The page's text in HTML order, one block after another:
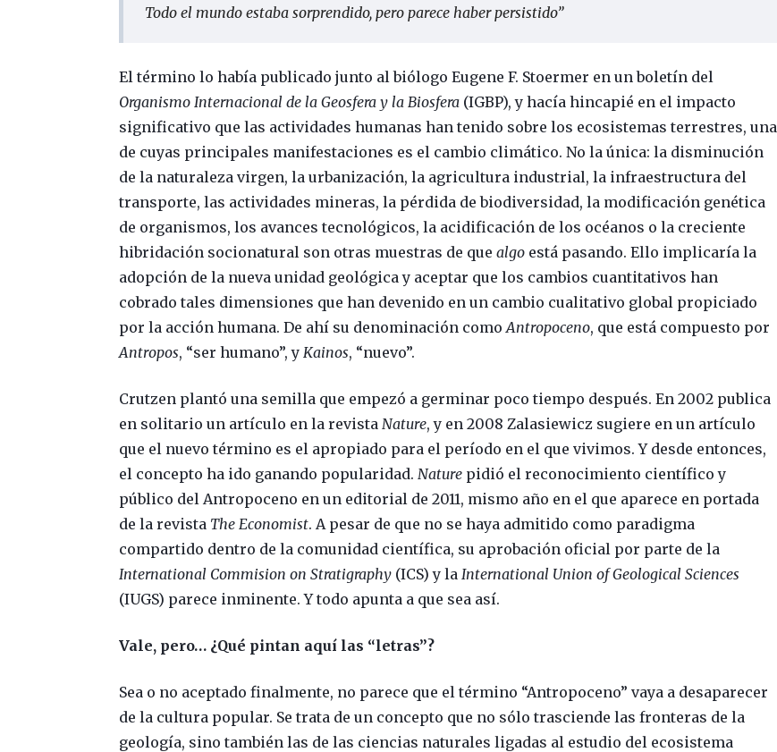
Todo el mundo estaba sorprendido, pero parece haber persistido”
El término lo había publicado junto al biólogo Eugene F. Stoermer en un boletín del
Organismo Internacional de la Geosfera y la Biosfera (IGBP), y hacía hincapié en el impacto
significativo que las actividades humanas han tenido sobre los ecosistemas terrestres, una
de cuyas principales manifestaciones es el cambio climático. No la única: la disminución
de la naturaleza virgen, la urbanización, la agricultura industrial, la infraestructura del
transporte, las actividades mineras, la pérdida de biodiversidad, la modificación genética
de organismos, los avances tecnológicos, la acidificación de los océanos o la creciente
hibridación socionatural son otras muestras de quealgo está pasando. Ello implicaría la
adopción de la nueva unidad geológica y aceptar que los cambios cuantitativos han
cobrado tales dimensiones que han devenido en un cambio cualitativo global propiciado
por la acción humana. De ahí su denominación comoAntropoceno, que está compuesto por
Antropos, “ser humano”, y Kainos, “nuevo”.
Crutzen plantó una semilla que empezó a germinar poco tiempo después. En 2002 publica
en solitario un artículo en la revista Nature, y en 2008 Zalasiewicz sugiere en un artículo
que el nuevo término es el apropiado para el período en el que vivimos. Y desde entonces,
el concepto ha ido ganando popularidad. Nature pidió el reconocimiento científico y
público del Antropoceno en un editorial de 2011, mismo año en el que aparece en portada
de la revista The Economist. A pesar de que no se haya admitido como paradigma
compartido dentro de la comunidad científica, su aprobación oficial por parte de la
International Commision on Stratigraphy (ICS) y la International Union of Geological Sciences
(IUGS) parece inminente. Y todo apunta a que sea así.
Vale, pero… ¿Qué pintan aquí las “letras”?
Sea o no aceptado finalmente, no parece que el término “Antropoceno” vaya a desaparecer
de la cultura popular. Se trata de un concepto que no sólo trasciende las fronteras de la
geología, sino también las de las ciencias naturales ligadas al estudio del ecosistema